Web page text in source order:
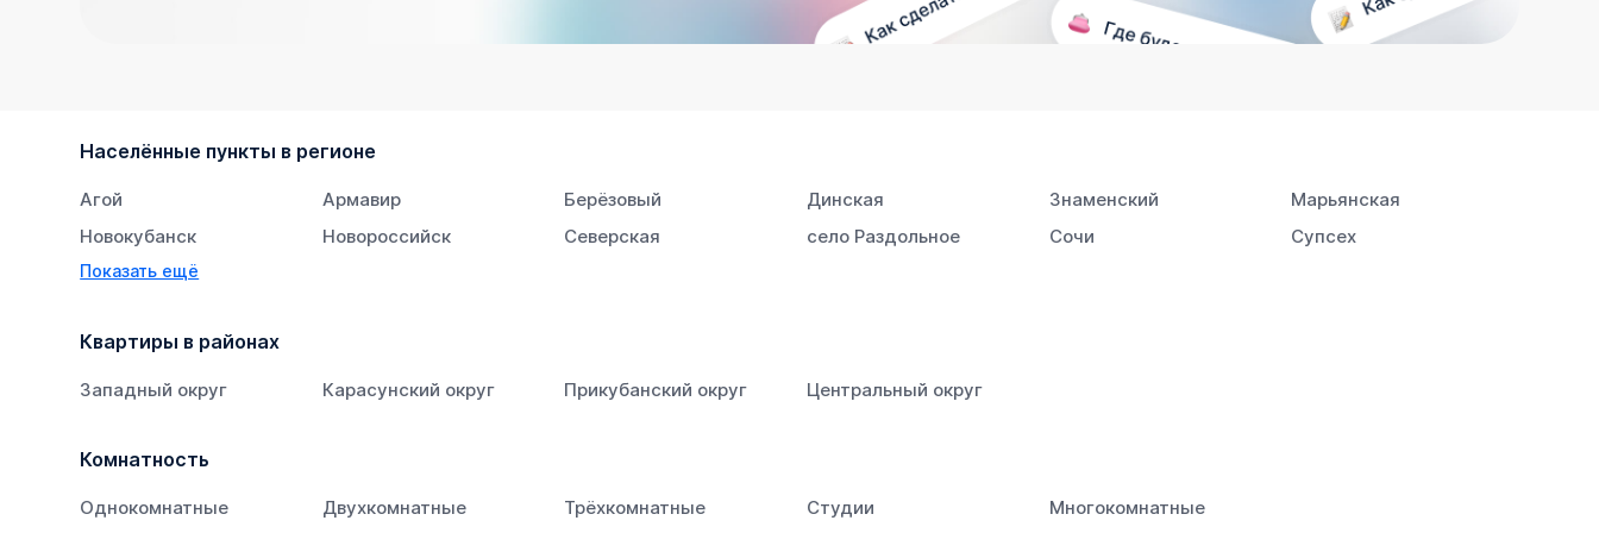
Населённые пункты в регионе
Агой Армавир Берёзовый Динская Знаменский
Марьянская
Новокубанск
Новороссийск Северская село Раздольное Сочи
Супсех
Тихорецк
Показать ещё
Квартиры в районах
Западный округ Карасунский округ Прикубанский округ Центральный округ
Комнатность
Однокомнатные Двухкомнатные Трёхкомнатные Студии Многокомнатные